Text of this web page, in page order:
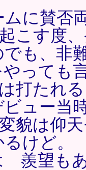
に賛否
こす度
も、非
っても
打たれ
ビュー当
貌は仰
けど。
羨望も